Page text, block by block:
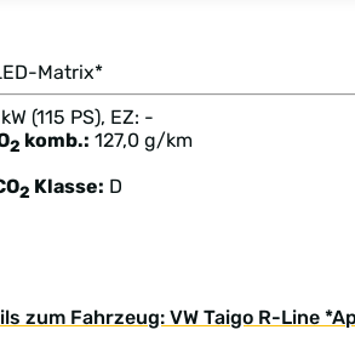
Matrix*
(115 PS), EZ: -
2 komb.: 127,0 g/km
2 Klasse: D
zum Fahrzeug: VW Taigo R-Line